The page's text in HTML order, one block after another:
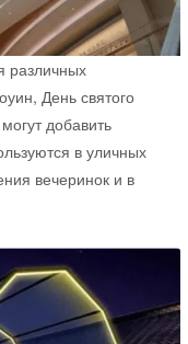
различных
День святого
добавить
в уличных
вечеринок и в